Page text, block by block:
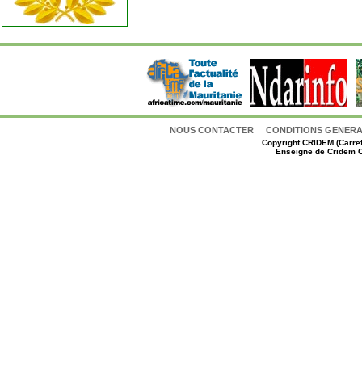
NOUS CONTACTER CONDITIONS
CopyrightCRIDEM
Enseigne de Cridem